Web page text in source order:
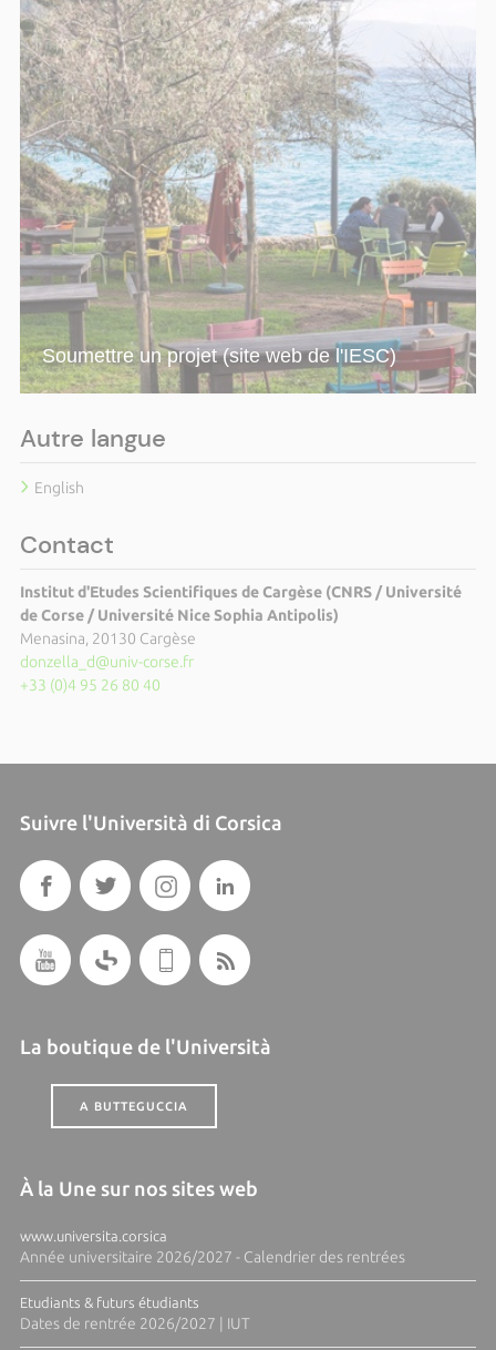
Soumettre un projet (site web de l'IESC)
Autre langue
English
Contact
Institut d'Etudes Scientifiques de Cargèse (CNRS / Université
de Corse / Université Nice Sophia Antipolis)
Menasina, 20130 Cargèse
donzella_d@univ-corse.fr
+33 (0)4 95 26 80 40
Suivre l'Università di Corsica
La boutique de l'Università
A BUTTEGUCCIA
À la Une sur nos sites web
www.universita.corsica
Année universitaire 2026/2027 - Calendrier des rentrées
Etudiants & futurs étudiants
Dates de rentrée 2026/2027 | IUT